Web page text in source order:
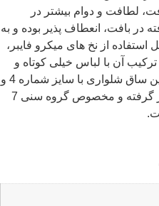
لطافت و دوام بیشتر در
در بافت، انعطاف پذیر بوده و به
استفاده از نخ های میکرو فایبر،
آن با لباس خیلی کوتاه و
لباسهای مجلسی توصیه می شود. این ساق شلواری با سایز شماره 4 و
به صورت تک سایز در هر جعبه قرار گرفته و مخصوص گروه سنی 7